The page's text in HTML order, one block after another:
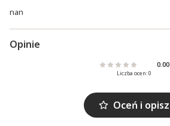
nan
Opinie
0.00
Liczba ocen: 0
Oceń i opisz